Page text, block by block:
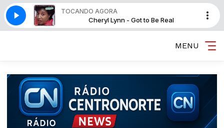
TOCANDO AGORA
Real Cheryl Lynn - Got to Be Real
MENU